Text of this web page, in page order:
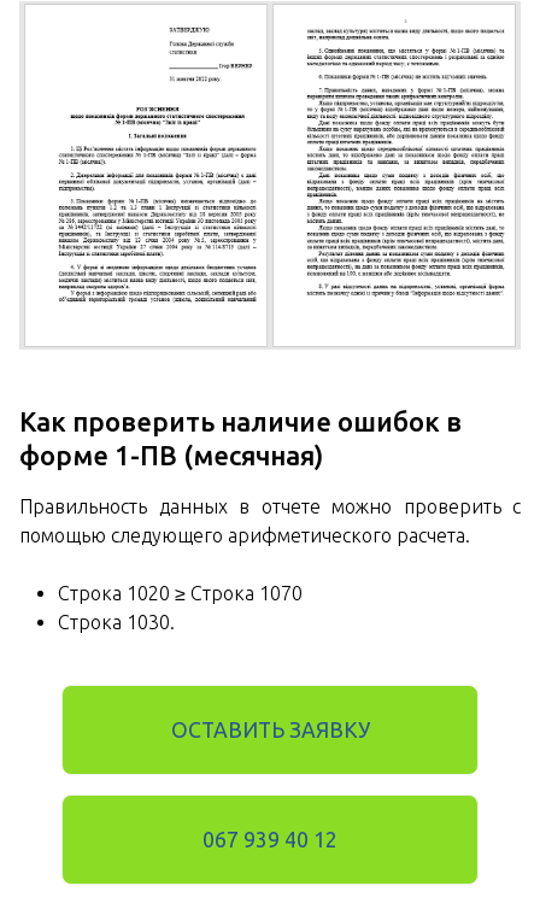
Как проверить наличие ошибок в
форме 1-ПВ (месячная)
Правильность данных в отчете можно проверить с
помощью следующего арифметического расчета.
Строка 1020 ≥ Строка 1070
Строка 1030.
ОСТАВИТЬ ЗАЯВКУ
067 939 40 12